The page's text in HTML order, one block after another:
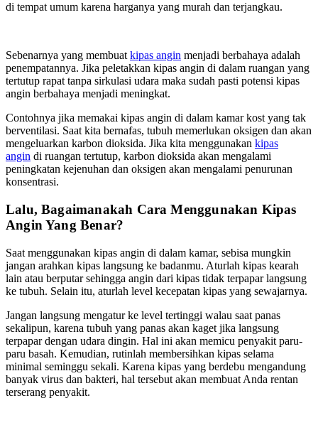
di tempat umum karena harganya yang murah dan terjangkau.
Sebenarnya yang membuat kipas angin menjadi berbahaya adalah
penempatannya. Jika peletakkan kipas angin di dalam ruangan yang
tertutup rapat tanpa sirkulasi udara maka sudah pasti potensi kipas
angin berbahaya menjadi meningkat.
Contohnya jika memakai kipas angin di dalam kamar kost yang tak
berventilasi. Saat kita bernafas, tubuh memerlukan oksigen dan akan
mengeluarkan karbon dioksida. Jika kita menggunakan kipas
angin di ruangan tertutup, karbon dioksida akan mengalami
peningkatan kejenuhan dan oksigen akan mengalami penurunan
konsentrasi.
Lalu, Bagaimanakah Cara Menggunakan Kipas
Angin Yang Benar?
Saat menggunakan kipas angin di dalam kamar, sebisa mungkin
jangan arahkan kipas langsung ke badanmu. Aturlah kipas kearah
lain atau berputar sehingga angin dari kipas tidak terpapar langsung
ke tubuh. Selain itu, aturlah level kecepatan kipas yang sewajarnya.
Jangan langsung mengatur ke level tertinggi walau saat panas
sekalipun, karena tubuh yang panas akan kaget jika langsung
terpapar dengan udara dingin. Hal ini akan memicu penyakit paru-
paru basah. Kemudian, rutinlah membersihkan kipas selama
minimal seminggu sekali. Karena kipas yang berdebu mengandung
banyak virus dan bakteri, hal tersebut akan membuat Anda rentan
terserang penyakit.